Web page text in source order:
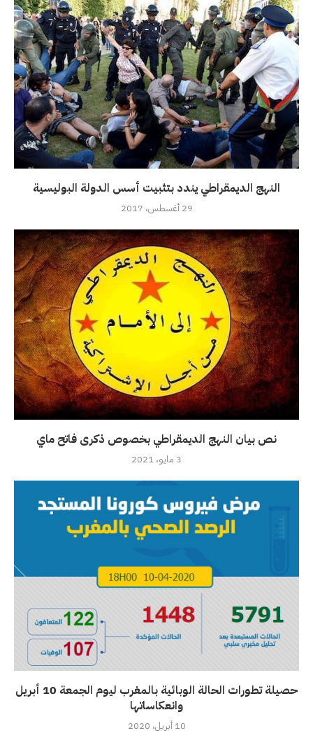
النهج الديمقراطي يندد بتثبيت أسس الدولة البوليسية
29 أغسطس، 2017
نص بيان النهج الديمقراطي بخصوص ذكرى فاتح ماي
3 مايو، 2021
حصيلة تطورات الحالة الوبائية بالمغرب ليوم الجمعة 10 أبريل
وانعكاساتها
10 أبريل، 2020